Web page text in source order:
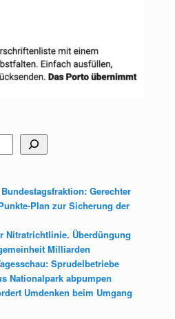
Gerechter
Plan zur Sicherung der
Nitratrichtlinie. Überdüngung
Milliarden
Sprudelbetriebe
Nationalpark abpumpen
Umdenken beim Umgang